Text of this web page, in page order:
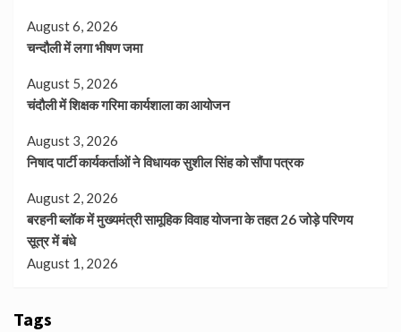
August 6, 2026
चन्दौली में लगा भीषण जमा
August 5, 2026
चंदौली में शिक्षक गरिमा कार्यशाला का आयोजन
August 3, 2026
निषाद पार्टी कार्यकर्ताओं ने विधायक सुशील सिंह को सौंपा पत्रक
August 2, 2026
बरहनी ब्लॉक में मुख्यमंत्री सामूहिक विवाह योजना के तहत 26 जोड़े परिणय
सूत्र में बंधे
August 1, 2026
Tags